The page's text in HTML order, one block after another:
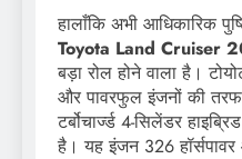
हालाँकि अभी आधिकारिक
Toyota Land Cruiser
बड़ा रोल होने वाला है।
और पावरफुल इंजनों की
टर्बोचार्ज्ड 4-सिलेंडर
है। यह इंजन 326